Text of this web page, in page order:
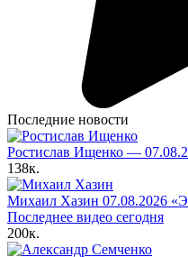
Последние новости
Ростислав Ищенко —
138к.
Михаил Хазин 07.08.2026
Последнее видео сегодня
200к.